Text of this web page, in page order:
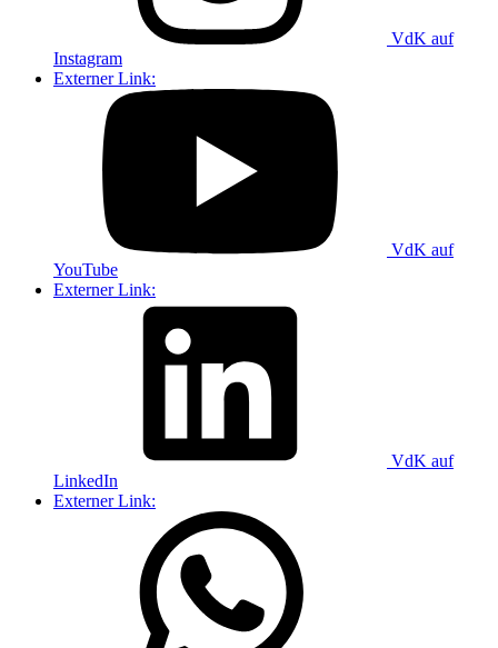
VdK auf
Instagram
Externer Link:
VdK auf
YouTube
Externer Link:
VdK auf
LinkedIn
Externer Link: